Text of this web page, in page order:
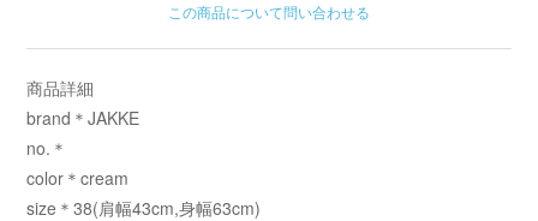
この商品について問い合わせる
商品詳細
brand＊JAKKE
no.＊
color＊cream
size＊38(肩幅43cm,身幅63cm)